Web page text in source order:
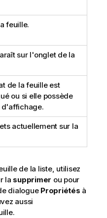
feuille.
sur l'onglet de la
de la feuille est
ou si elle possède
d'affichage.
actuellement sur la
de la liste, utilisez
la supprimer ou pour
dialogue Propriétés à
aussi